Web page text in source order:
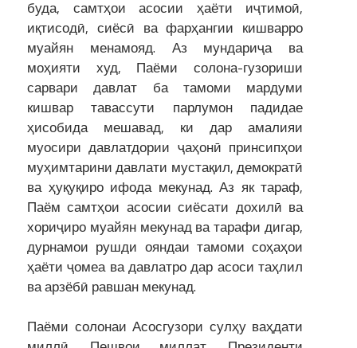
буда, самтҳои асосии ҳаёти иҷтимоӣ,
иқтисодӣ, сиёсӣ ва фарҳангии кишварро
муайян менамояд. Аз мундариҷа ва
моҳияти худ, Паёми солона-гузориши
сарвари давлат ба тамоми мардуми
кишвар тавассути парлумон падидае
ҳисобида мешавад, ки дар амалияи
муосири давлатдории ҷаҳонӣ принсипҳои
муҳимтарини давлати мустақил, демократӣ
ва ҳуқуқиро ифода мекунад. Аз як тараф,
Паём самтҳои асосии сиёсати дохилӣ ва
хориҷиро муайян мекунад ва тарафи дигар,
дурнамои рушди ояндаи тамоми соҳаҳои
ҳаёти ҷомеа ва давлатро дар асоси таҳлил
ва арзёбӣ равшан мекунад.
Паёми солонаи Асосгузори сулҳу ваҳдати